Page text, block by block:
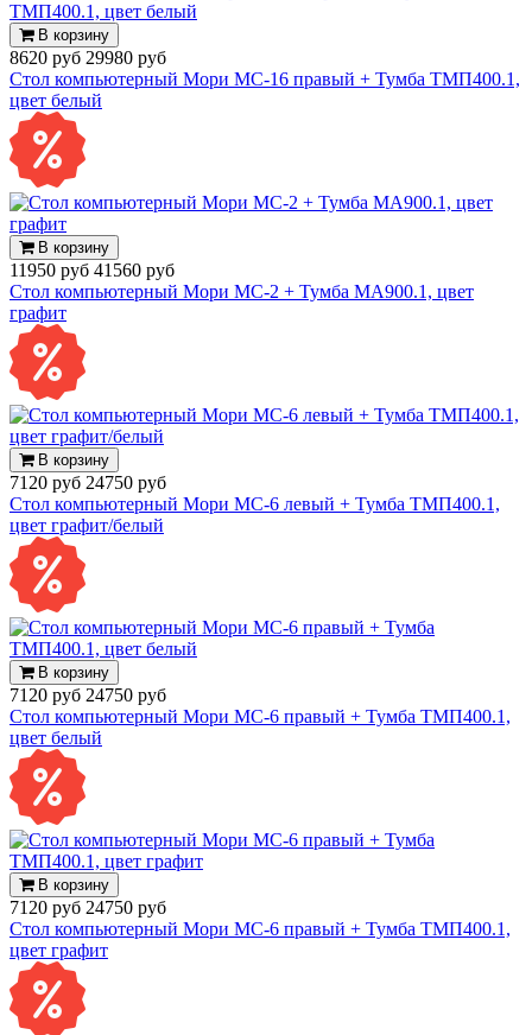
В корзину
8620 руб 29980 руб
Стол компьютерный Мори МС-16 правый + Тумба ТМП400.1,
цвет белый
В корзину
11950 руб 41560 руб
Стол компьютерный Мори МС-2 + Тумба МА900.1, цвет
графит
В корзину
7120 руб 24750 руб
Стол компьютерный Мори МС-6 левый + Тумба ТМП400.1,
цвет графит/белый
В корзину
7120 руб 24750 руб
Стол компьютерный Мори МС-6 правый + Тумба ТМП400.1,
цвет белый
В корзину
7120 руб 24750 руб
Стол компьютерный Мори МС-6 правый + Тумба ТМП400.1,
цвет графит